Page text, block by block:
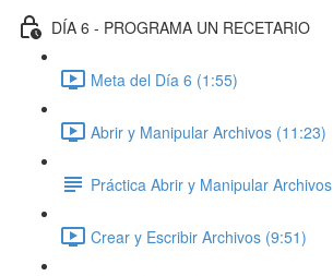
DÍA 6 - PROGRAMA UN RECETARIO
Meta del Día 6 (1:55)
Abrir y Manipular Archivos (11:23)
Práctica Abrir y Manipular Archivos
Crear y Escribir Archivos (9:51)